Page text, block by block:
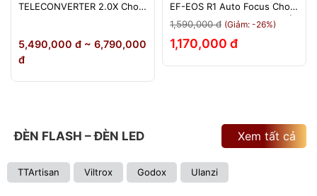
TELECONVERTER 2.0X Cho
Tháng
5,490,000 đ ~ 6,790,000
đ
EF-EOS R1 Auto Focus Cho
Canon EOS R/RP/R5/R6 - Bảo
Hành 12 Tháng 1 Đổi 1
1,590,000 đ (Giảm: -26%)
1,170,000 đ
ĐÈN FLASH – ĐÈN LED
TTArtisan Viltrox Godox Ulanzi
Xem tất cả